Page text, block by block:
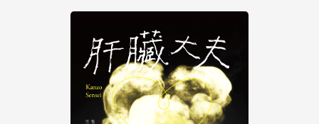
【公告】琅琅讀墨數位閱讀資產合併與書櫃開通申請